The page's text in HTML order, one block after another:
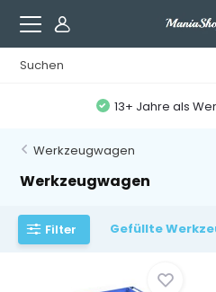
13+ Jahre als
Werkzeugwagen
Werkzeugwagen
Filter Gefüllte